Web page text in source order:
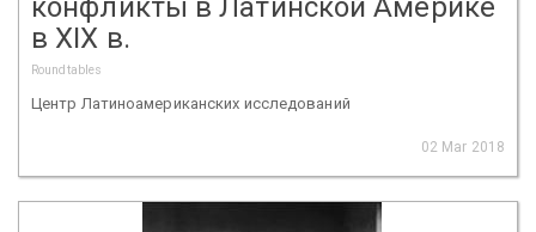
в XIX в.
Roundtables
Центр Латиноамериканских исследований
02 Mar 2018